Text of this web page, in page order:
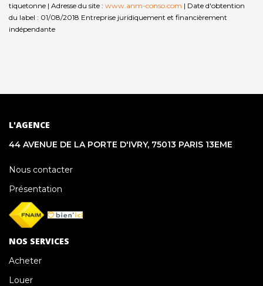
tiquetonne | Adresse du site : www.anm-conso.com | Date d'obtention
du label : 01/08/2018 Entreprise juridiquement et financièrement
indépendante
L'AGENCE
44 AVENUE DE LA PORTE D'IVRY, 75013 PARIS 13EME
Nous contacter
Présentation
NOS SERVICES
Acheter
Louer